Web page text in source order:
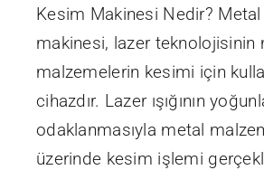
Kesim Makinesi Nedir?
makinesi, lazer teknolojisinin
malzemelerin kesimi için
cihazdır. Lazer ışığının
odaklanmasıyla metal
üzerinde kesim işlemi